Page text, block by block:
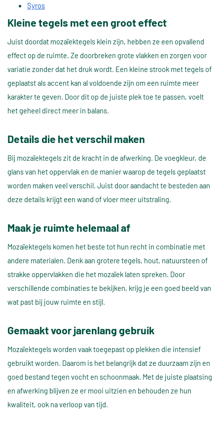
Syros
Kleine tegels met een groot effect
Juist doordat mozaïektegels klein zijn, hebben ze een opvallend
effect op de ruimte. Ze doorbreken grote vlakken en zorgen voor
variatie zonder dat het druk wordt. Een kleine strook met tegels of
geplaatst als accent kan al voldoende zijn om een ruimte meer
karakter te geven. Door dit op de juiste plek toe te passen, voelt
het geheel direct meer in balans.
Details die het verschil maken
Bij mozaïektegels zit de kracht in de afwerking. De voegkleur, de
glans van het oppervlak en de manier waarop de tegels geplaatst
worden maken veel verschil. Juist door aandacht te besteden aan
deze details krijgt een wand of vloer meer uitstraling.
Maak je ruimte helemaal af
Mozaïektegels komen het beste tot hun recht in combinatie met
andere materialen. Denk aan grotere tegels, hout, natuursteen of
strakke oppervlakken die het mozaïek laten spreken. Door
verschillende combinaties te bekijken, krijg je een goed beeld van
wat past bij jouw ruimte en stijl.
Gemaakt voor jarenlang gebruik
Mozaïektegels worden vaak toegepast op plekken die intensief
gebruikt worden. Daarom is het belangrijk dat ze duurzaam zijn en
goed bestand tegen vocht en schoonmaak. Met de juiste plaatsing
en afwerking blijven ze er mooi uitzien en behouden ze hun
kwaliteit, ook na verloop van tijd.